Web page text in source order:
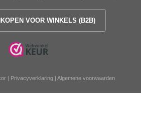
VOOR WINKELS (B2B)
| Privacyverklaring | Algemene voorwaarden